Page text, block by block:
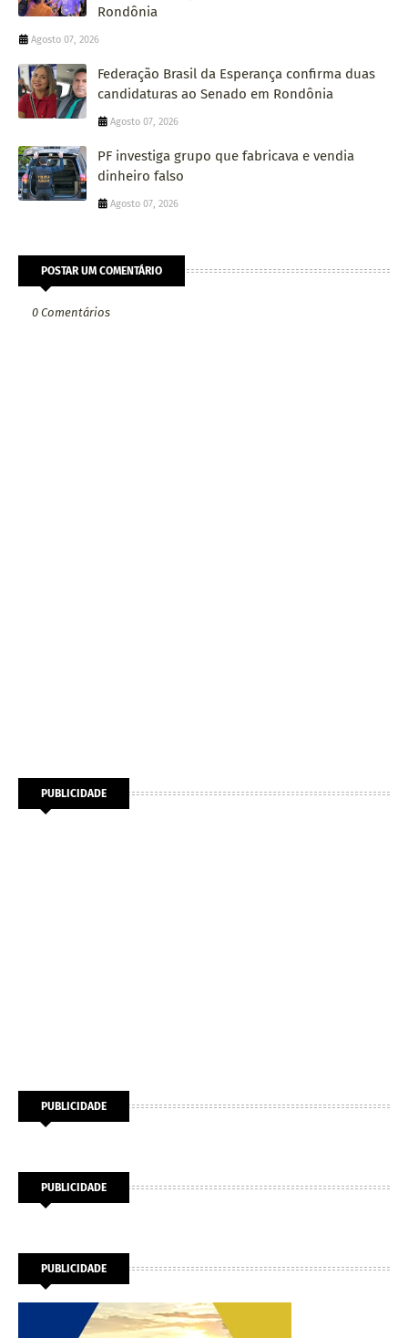
Rondônia
Agosto 07, 2026
Federação Brasil da Esperança confirma duas
candidaturas ao Senado em Rondônia
Agosto 07, 2026
PF investiga grupo que fabricava e vendia
dinheiro falso
Agosto 07, 2026
POSTAR UM COMENTÁRIO
0 Comentários
PUBLICIDADE
PUBLICIDADE
PUBLICIDADE
PUBLICIDADE